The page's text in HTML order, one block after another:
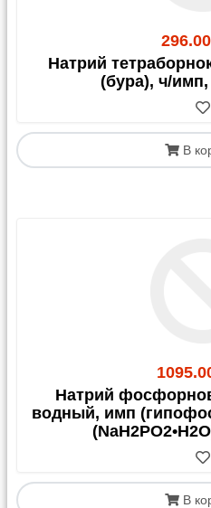
Натрий
(бура), ч/имп,
В
Натрий
водный, имп
В